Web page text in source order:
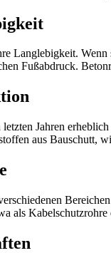
Langlebigkeit.
Fußabdruck.
Jahren
aus Bauschutt,
als